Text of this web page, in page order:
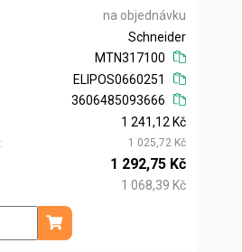
na objednávku
Schneider
MTN317100
ELIPOS0660251
3606485093666
1 241,12 Kč
1 025,72 Kč
1 292,75 Kč
1 068,39 Kč
ks
Přidat do košíku